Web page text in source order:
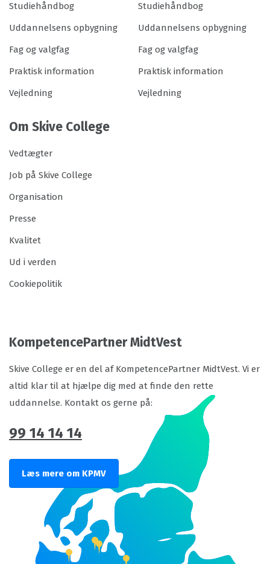
Studiehåndbog
Uddannelsens opbygning
Fag og valgfag
Praktisk information
Vejledning
Studiehåndbog
Uddannelsens opbygning
Fag og valgfag
Praktisk information
Vejledning
Om Skive College
Vedtægter
Job på Skive College
Organisation
Presse
Kvalitet
Ud i verden
Cookiepolitik
KompetencePartner MidtVest
Skive College er en del af KompetencePartner MidtVest. Vi er
altid klar til at hjælpe dig med at finde den rette
uddannelse. Kontakt os gerne på:
99 14 14 14
Læs mere om KPMV